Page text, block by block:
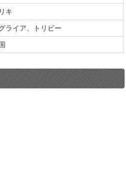
キ
ライア、トリビー